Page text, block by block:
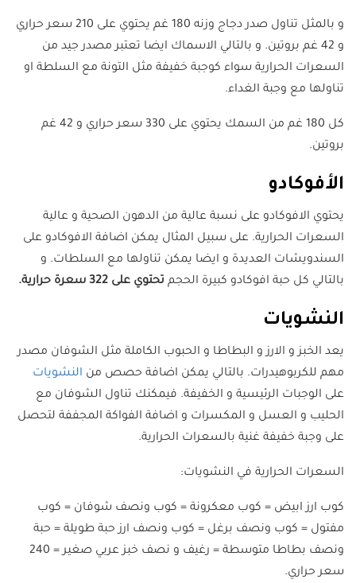
و بالمثل تناول صدر دجاج وزنه 180 غم يحتوي على 210 سعر حراري
و 42 غم بروتين. و بالتالي الاسماك ايضا تعتبر مصدر جيد من
السعرات الحرارية سواء كوجبة خفيفة مثل التونة مع السلطة او
تناولها مع وجبة الغداء.
كل 180 غم من السمك يحتوي على 330 سعر حراري و 42 غم
بروتين.
الأفوكادو
يحتوي الافوكادو على نسبة عالية من الدهون الصحية و عالية
السعرات الحرارية. على سبيل المثال يمكن اضافة الافوكادو على
السندويشات العديدة و ايضا يمكن تناولها مع السلطات. و
بالتالي كل حبة افوكادو كبيرة الحجم تحتوي على 322 سعرة حرارية.
النشويات
يعد الخبز و الارز و البطاطا و الحبوب الكاملة مثل الشوفان مصدر
مهم للكربوهيدرات. بالتالي يمكن اضافة حصص من النشويات
على الوجبات الرئيسية و الخفيفة. فيمكنك تناول الشوفان مع
الحليب و العسل و المكسرات و اضافة الفواكة المجففة لتحصل
على وجبة خفيفة غنية بالسعرات الحرارية.
السعرات الحرارية في النشويات:
كوب ارز ابيض = كوب معكرونة = كوب ونصف شوفان = كوب
مفتول = كوب ونصف برغل = كوب ونصف ارز حبة طويلة = حبة
ونصف بطاطا متوسطة = رغيف و نصف خبز عربي صغير = 240
سعر حراري.